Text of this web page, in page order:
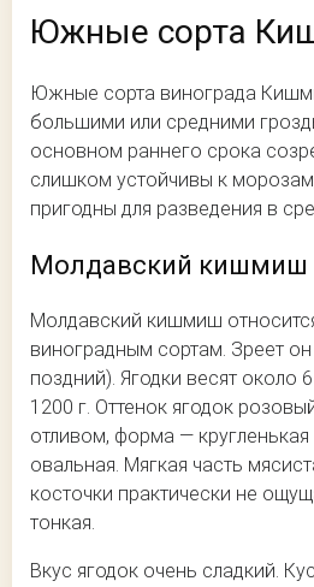
Южные сорта
Южные сорта винограда
большими или средними
основном раннего срока
слишком устойчивы к
пригодны для разведения в
Молдавский кишмиш
Молдавский кишмиш
виноградным сортам. Зреет
поздний). Ягодки весят около
1200 г. Оттенок ягодок
отливом, форма —
овальная. Мягкая часть
косточки практически не
тонкая.
Вкус ягодок очень сладкий.